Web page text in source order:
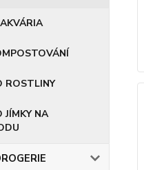
ROSTLINY
JÍMKY NA